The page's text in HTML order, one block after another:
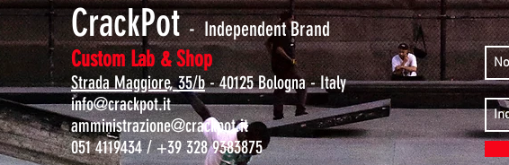
CrackPot- Independent Brand
Custom Lab & Shop
Strada Maggiore, 35/b- 40125 Bologna - Italy
info@crackpot.it
amministrazione@crackpot.it
051 4119434 / +39 328 9383875